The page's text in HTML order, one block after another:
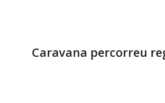
Caravana percorreu